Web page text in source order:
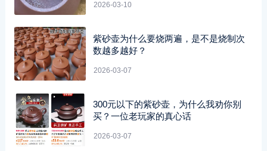
2026-03-10
紫砂壶为什么要烧两遍，是不是烧制次
数越多越好？
2026-03-07
300元以下的紫砂壶，为什么我劝你别
买？一位老玩家的真心话
2026-03-07